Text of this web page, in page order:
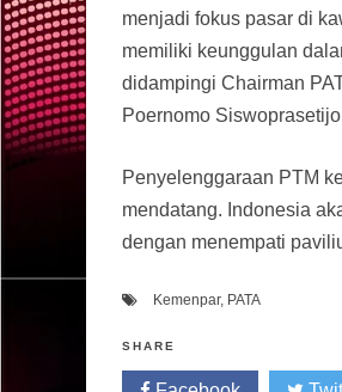
menjadi fokus pasar di
memiliki keunggulan
didampingi Chairman
Poernomo
Penyelenggaraan PTM
mendatang. Indonesia
dengan menempati
Kemenpar, PATA
SHARE